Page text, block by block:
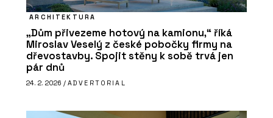
ARCHITEKTURA
„Dům přivezeme hotový na kamionu,“ říká
Miroslav Veselý z české pobočky firmy na
dřevostavby. Spojit stěny k sobě trvá jen
pár dnů
24. 2. 2026 / ADVERTORIAL